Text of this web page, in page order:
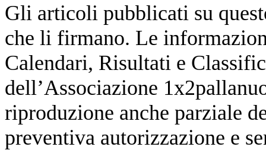
Gli articoli pubblicati su
che li firmano. Le
Calendari, Risultati e
dell’Associazione
riproduzione anche parziale
preventiva autorizzazione e